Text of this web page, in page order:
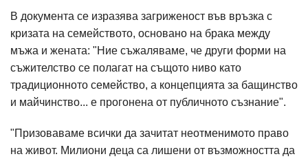
В документа се изразява загриженост във връзка с
кризата на семейството, основано на брака между
мъжа и жената: "Ние съжаляваме, че други форми на
съжителство се полагат на същото ниво като
традиционното семейство, а концепцията за бащинство
и майчинство... е прогонена от публичното съзнание".
"Призоваваме всички да зачитат неотменимото право
на живот. Милиони деца са лишени от възможността да